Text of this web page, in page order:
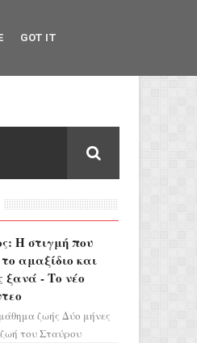
Η στιγμή που
αμαξίδιο και
ξανά - Το νέο
ζωής Δύο μήνες
του Σταύρου
GOT IT